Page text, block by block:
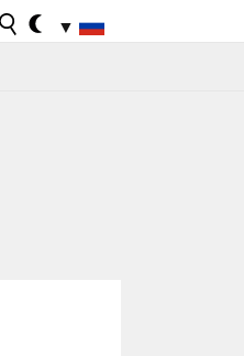
▼